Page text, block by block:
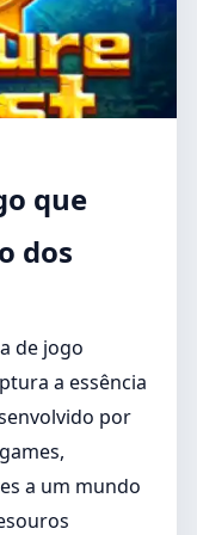
que
dos
de jogo
a essência
por
a um mundo